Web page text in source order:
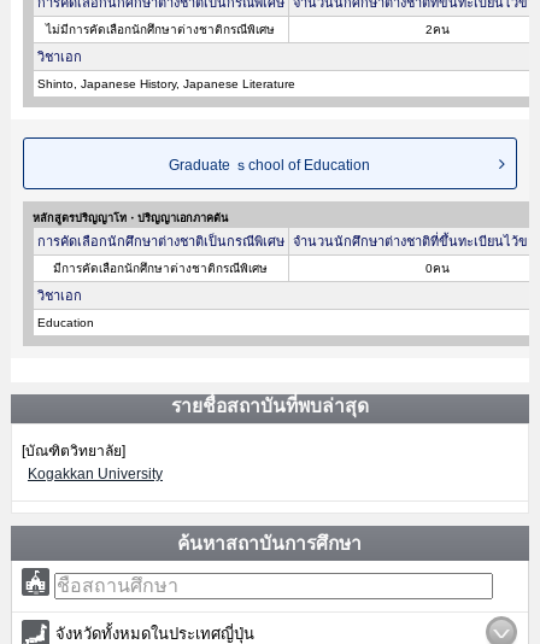
ไม่มีการคัดเลือกนักศึกษาต่างชาติกรณีพิเศษ 2คน
วิชาเอก
Shinto, Japanese History, Japanese Literature
Graduate ｓchool of Education
หลักสูตรปริญญาโท・ปริญญาเอกภาคต้น
การคัดเลือกนักศึกษาต่างชาติเป็นกรณีพิเศษ จำนวนนักศึกษาต่างชาติที่ขึ้นทะเบียนไว้ขอ
มีการคัดเลือกนักศึกษาต่างชาติกรณีพิเศษ 0คน
วิชาเอก
Education
รายชื่อสถาบันที่พบล่าสุด
[บัณฑิตวิทยาลัย]
Kogakkan University
ค้นหาสถาบันการศึกษา
จังหวัดทั้งหมดในประเทศญี่ปุ่น